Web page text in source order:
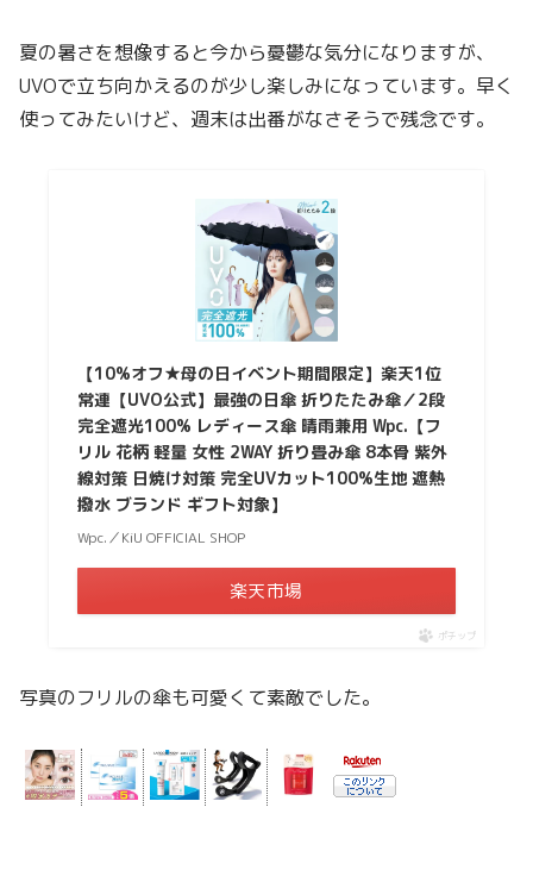
夏の暑さを想像すると今から憂鬱な気分になりますが、
UVOで立ち向かえるのが少し楽しみになっています。早く
使ってみたいけど、週末は出番がなさそうで残念です。
【10%オフ★母の日イベント期間限定】楽天1位
常連【UVO公式】最強の日傘 折りたたみ傘／2段
完全遮光100% レディース傘 晴雨兼用 Wpc.【フ
リル 花柄 軽量 女性 2WAY 折り畳み傘 8本骨 紫外
線対策 日焼け対策 完全UVカット100%生地 遮熱
撥水 ブランド ギフト対象】
Wpc.／KiU OFFICIAL SHOP
楽天市場
ポチップ
写真のフリルの傘も可愛くて素敵でした。